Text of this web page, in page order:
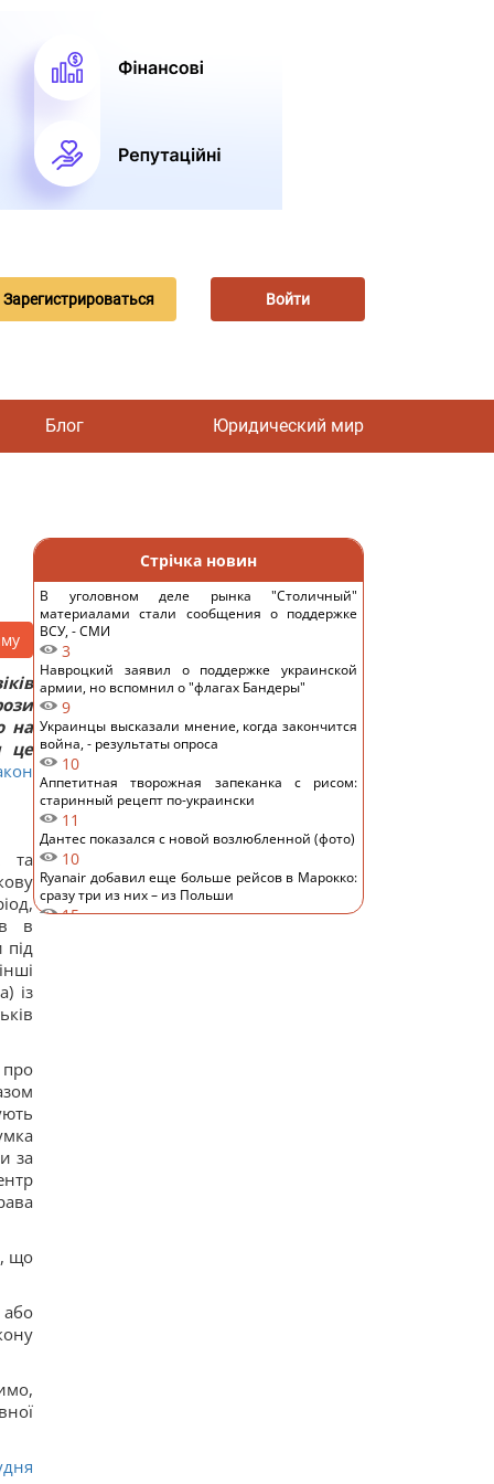
Зарегистрироваться Войти
Блог Юридический мир
на
це
та
в
під
із
за
що
Стрічка новин
В уголовном деле рынка "Столичный"
материалами стали сообщения о поддержке
ВСУ, - СМИ
3
Навроцкий заявил о поддержке украинской
армии, но вспомнил о "флагах Бандеры"
9
Украинцы высказали мнение, когда закончится
война, - результаты опроса
10
Аппетитная творожная запеканка с рисом:
старинный рецепт по-украински
11
Дантес показался с новой возлюбленной (фото)
10
Ryanair добавил еще больше рейсов в Марокко:
сразу три из них – из Польши
15